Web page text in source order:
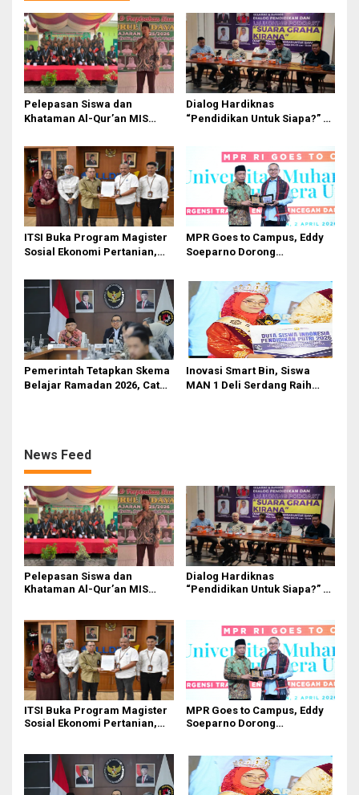
a
s
i
p
o
s
Pelepasan Siswa dan
Khataman Al-Qur’an MIS
Berlangsung Khidmat
Dialog Hardiknas
“Pendidikan Untuk Siapa?” di
ITSI Buka Program Magister
Sosial Ekonomi Pertanian,
Masa Depan Agribisnis
Indonesia
MPR Goes to Campus, Eddy
Soeparno Dorong
Kembangkan Inovasi Energi
Terbarukan
Pemerintah Tetapkan Skema
Belajar Ramadan 2026, Catat
Inovasi Smart Bin, Siswa
MAN 1 Deli Serdang Raih
News Feed
Pelepasan Siswa dan
Khataman Al-Qur’an MIS
Dialog Hardiknas
“Pendidikan Untuk Siapa?” di
ITSI Buka Program Magister
Sosial Ekonomi Pertanian,
Indonesia
MPR Goes to Campus, Eddy
Soeparno Dorong
Terbarukan